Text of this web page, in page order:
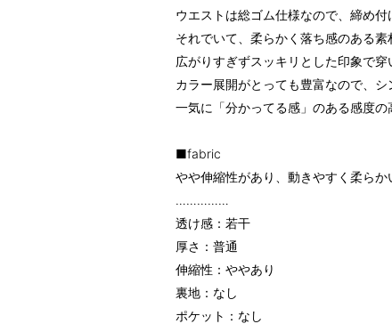
ウエストは総ゴム仕様なので、締め
それでいて、柔らかく落ち感のある素
広がりすぎずスッキリとした印象で
カラー展開がとっても豊富なので、シ
一気に「分かってる感」のある感度の
■fabric
やや伸縮性があり、動きやすく柔ら
……………
透け感：若干
厚さ：普通
伸縮性：ややあり
裏地：なし
ポケット：なし